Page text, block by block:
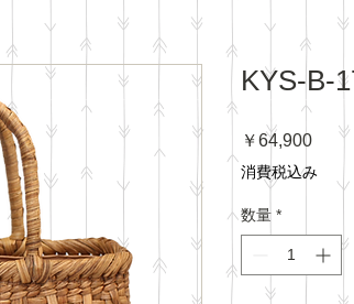
KYS-B-
￥64,900価
格
消費税込み
数量 *